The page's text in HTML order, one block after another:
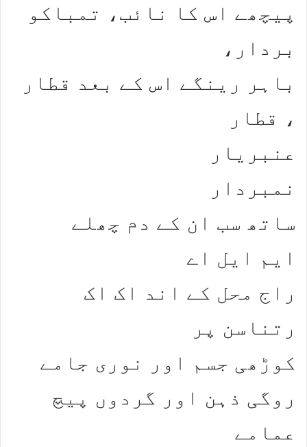
پیچھے اس کا نائب، تمباکو
بردار،
باہر رینگے اس کے بعد قطار
، قطار
عنبریار
نمبردار
ساتھ سب ان کے دم چھلے
ایم ایل اے
راج محل کے اند اک اک
رتناسن پر
کوڑھی جسم اور نوری جامے
روگی ذہن اور گردوں پیچ
عمامے